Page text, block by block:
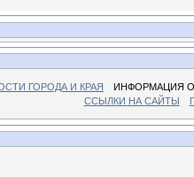
ГОРОДА И КРАЯ
ИНФОРМАЦИЯ
ССЫЛКИ НА САЙТЫ